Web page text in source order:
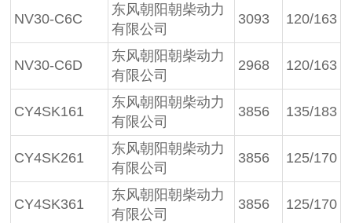
NV30-C6C
东风朝阳朝柴动力
有限公司
3093 120/163
NV30-C6D
东风朝阳朝柴动力
有限公司
2968 120/163
CY4SK161
东风朝阳朝柴动力
有限公司
3856 135/183
CY4SK261
东风朝阳朝柴动力
有限公司
3856 125/170
CY4SK361
东风朝阳朝柴动力
有限公司
3856 125/170